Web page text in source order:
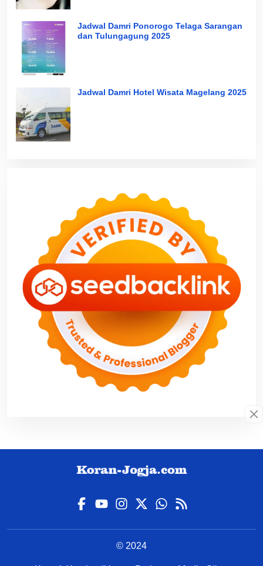
Jadwal Damri Ponorogo Telaga Sarangan
dan Tulungagung 2025
Jadwal Damri Hotel Wisata Magelang 2025
© 2024